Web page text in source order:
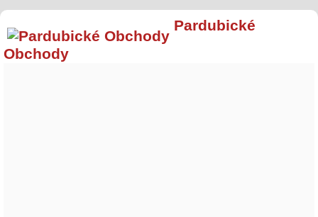
Pardubické
Obchody